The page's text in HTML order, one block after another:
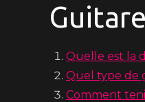
Quelle est la
Quel type de
Comment